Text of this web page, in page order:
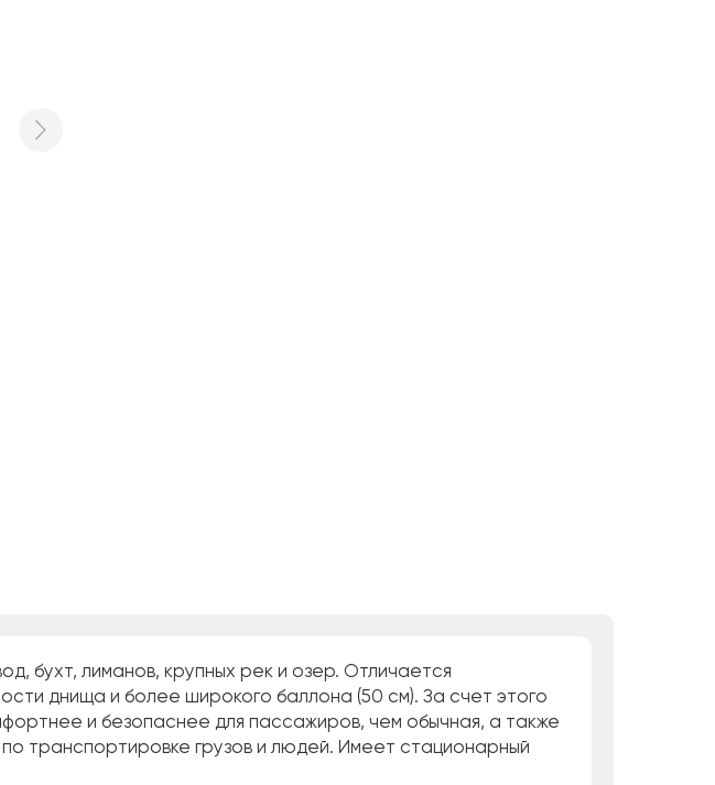
бухт, лиманов, крупных рек и озер. Отличается
днища и более широкого баллона (50 см). За счет этого
и безопаснее для пассажиров, чем обычная, а также
транспортировке грузов и людей. Имеет стационарный